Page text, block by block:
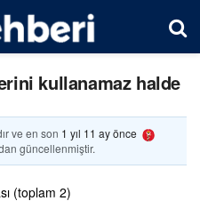
kullanamaz halde
ve en son 1 yıl 11 ay önce
güncellenmiştir.
(toplam 2)